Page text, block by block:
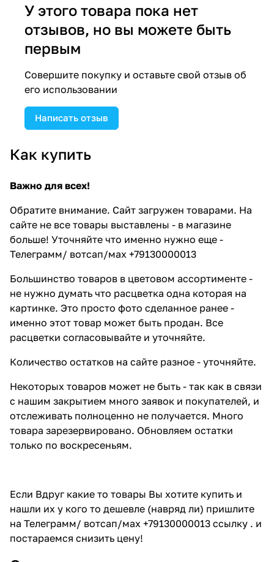
У этого товара пока нет
отзывов, но вы можете быть
первым
Совершите покупку и оставьте свой отзыв об
его использовании
Написать отзыв
Как купить
Важно для всех!
Обратите внимание. Сайт загружен товарами. На
сайте не все товары выставлены - в магазине
больше! Уточняйте что именно нужно еще -
Телеграмм/ вотсап/мах +79130000013
Большинство товаров в цветовом ассортименте -
не нужно думать что расцветка одна которая на
картинке. Это просто фото сделанное ранее -
именно этот товар может быть продан. Все
расцветки согласовывайте и уточняйте.
Количество остатков на сайте разное - уточняйте.
Некоторых товаров может не быть - так как в связи
с нашим закрытием много заявок и покупателей, и
отслеживать полноценно не получается. Много
товара зарезервировано. Обновляем остатки
только по воскресеньям.
Если Вдруг какие то товары Вы хотите купить и
нашли их у кого то дешевле (навряд ли) пришлите
на Телеграмм/ вотсап/мах +79130000013 ссылку . и
постараемся снизить цену!